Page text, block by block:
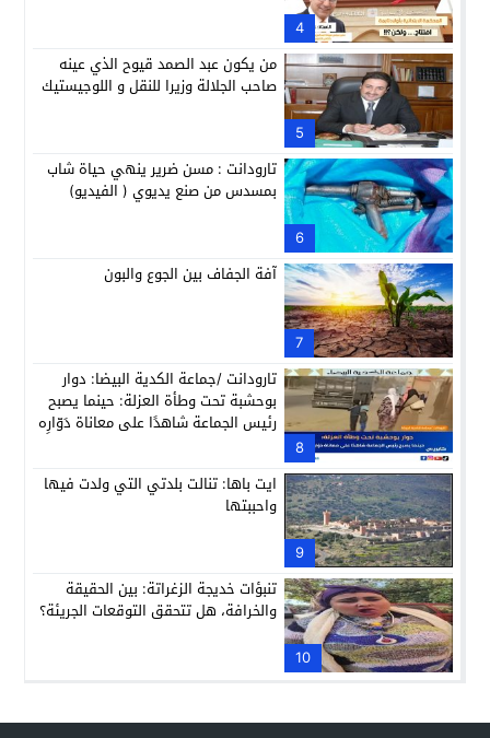
4
5
من يكون عبد الصمد قيوح الذي عينه
صاحب الجلالة وزيرا للنقل و اللوجيستيك
6
تارودانت : مسن ضرير ينهي حياة شاب
بمسدس من صنع يديوي ( الفيديو)
7
آفة الجفاف بين الجوع والبون
8
تارودانت /جماعة الكدية البيضا: دوار
بوحشبة تحت وطأة العزلة: حينما يصبح
رئيس الجماعة شاهدًا على معاناة دَوّارِه
9
ايت باها: تنالت بلدتي التي ولدت فيها
واحببتها
10
تنبؤات خديجة الزغراتة: بين الحقيقة
والخرافة، هل تتحقق التوقعات الجريئة؟